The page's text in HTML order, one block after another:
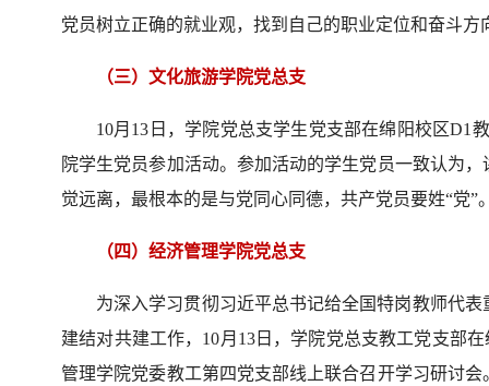
党员树立正确的就业观，找到自己的职业定位和奋斗方
（三）文化旅游学院党总支
10月13日，学院党总支学生党支部在绵阳校区D1
院学生党员参加活动。参加活动的学生党员一致认为
觉远离，最根本的是与党同心同德，共产党员要姓“党”
（四）经济管理学院党总支
为深入学习贯彻习近平总书记给全国特岗教师代
建结对共建工作，10月13日，学院党总支教工党支部
管理学院党委教工第四党支部线上联合召开学习研讨